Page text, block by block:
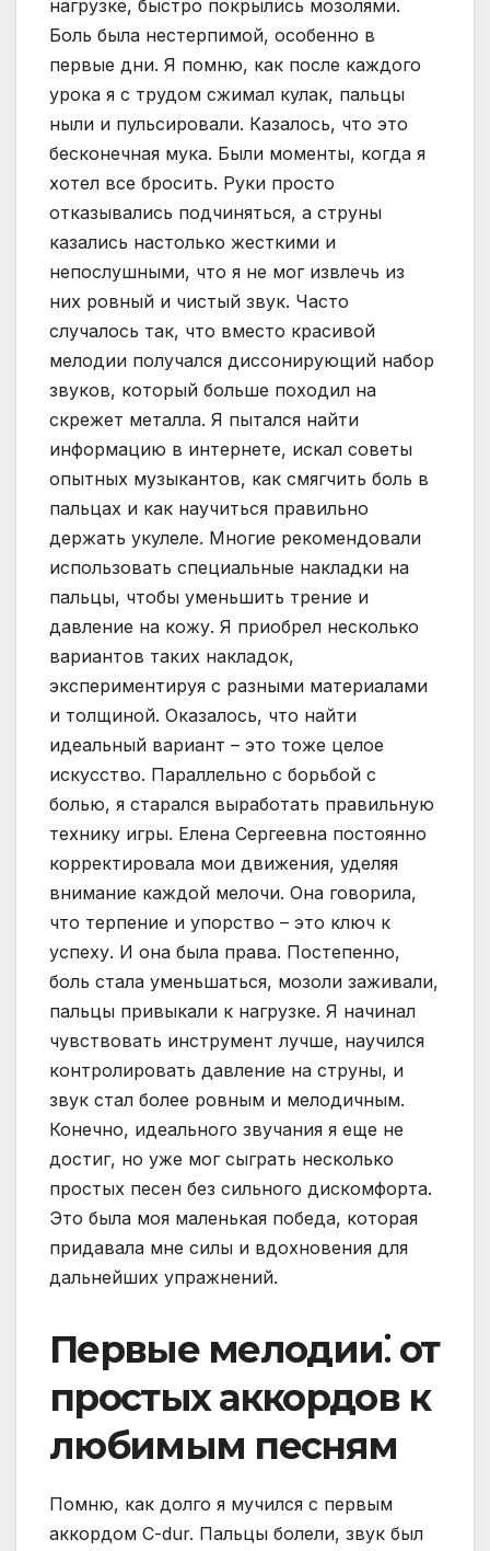
нагрузке, быстро покрылись мозолями.
Боль была нестерпимой, особенно в
первые дни. Я помню, как после каждого
урока я с трудом сжимал кулак, пальцы
ныли и пульсировали. Казалось, что это
бесконечная мука. Были моменты, когда я
хотел все бросить. Руки просто
отказывались подчиняться, а струны
казались настолько жесткими и
непослушными, что я не мог извлечь из
них ровный и чистый звук. Часто
случалось так, что вместо красивой
мелодии получался диссонирующий набор
звуков, который больше походил на
скрежет металла. Я пытался найти
информацию в интернете, искал советы
опытных музыкантов, как смягчить боль в
пальцах и как научиться правильно
держать укулеле. Многие рекомендовали
использовать специальные накладки на
пальцы, чтобы уменьшить трение и
давление на кожу. Я приобрел несколько
вариантов таких накладок,
экспериментируя с разными материалами
и толщиной. Оказалось, что найти
идеальный вариант – это тоже целое
искусство. Параллельно с борьбой с
болью, я старался выработать правильную
технику игры. Елена Сергеевна постоянно
корректировала мои движения, уделяя
внимание каждой мелочи. Она говорила,
что терпение и упорство – это ключ к
успеху. И она была права. Постепенно,
боль стала уменьшаться, мозоли заживали,
пальцы привыкали к нагрузке. Я начинал
чувствовать инструмент лучше, научился
контролировать давление на струны, и
звук стал более ровным и мелодичным.
Конечно, идеального звучания я еще не
достиг, но уже мог сыграть несколько
простых песен без сильного дискомфорта.
Это была моя маленькая победа, которая
придавала мне силы и вдохновения для
дальнейших упражнений.
Первые мелодии⁚ от
простых аккордов к
любимым песням
Помню, как долго я мучился с первым
аккордом C-dur. Пальцы болели, звук был